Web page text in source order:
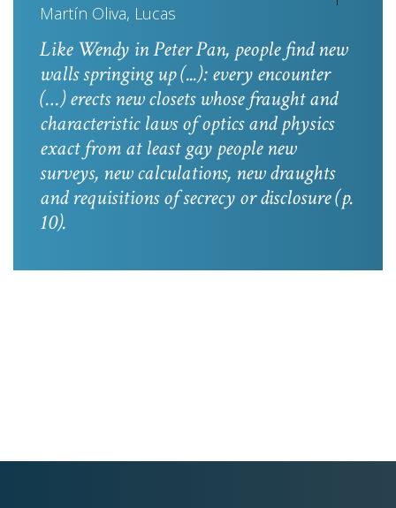
Martín Oliva, Lucas
Like Wendy inPeter Pan, people find new
walls springing up (...): every encounter
(…) erects new closets whose fraught and
characteristic laws of optics and physics
exact from at least gay people new
surveys, new calculations, new draughts
and requisitions of secrecy or disclosure(p.
10).